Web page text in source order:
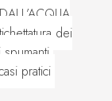
dei
pratici